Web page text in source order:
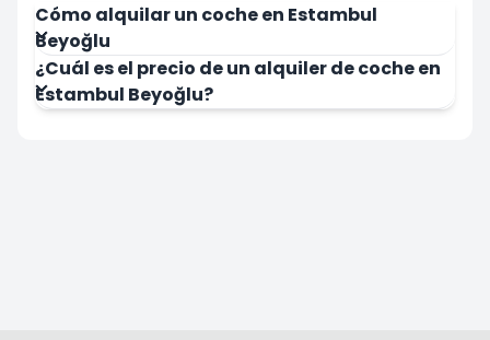
Cómo alquilar un coche en Estambul
Beyoğlu
¿Cuál es el precio de un alquiler de coche en
Estambul Beyoğlu?